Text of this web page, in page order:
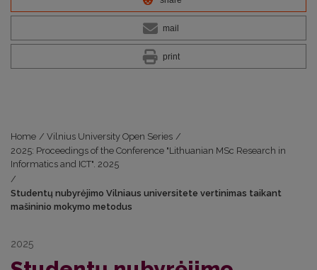
mail
print
Home / Vilnius University Open Series /
2025: Proceedings of the Conference "Lithuanian MSc Research in
Informatics and ICT". 2025
/
Studentų nubyrėjimo Vilniaus universitete vertinimas taikant
mašininio mokymo metodus
2025